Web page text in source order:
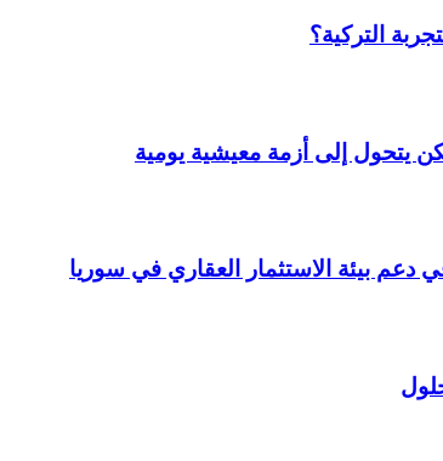
التركية؟
يتحول إلى أزمة معيشية يومية
دعم بيئة الاستثمار العقاري في سوريا